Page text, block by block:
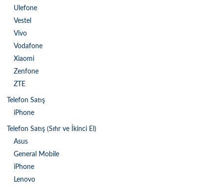
Ulefone
Vestel
Vivo
Vodafone
Xiaomi
Zenfone
ZTE
Telefon Satış
iPhone
Telefon Satış (Sıfır ve İkinci El)
Asus
General Mobile
iPhone
Lenovo